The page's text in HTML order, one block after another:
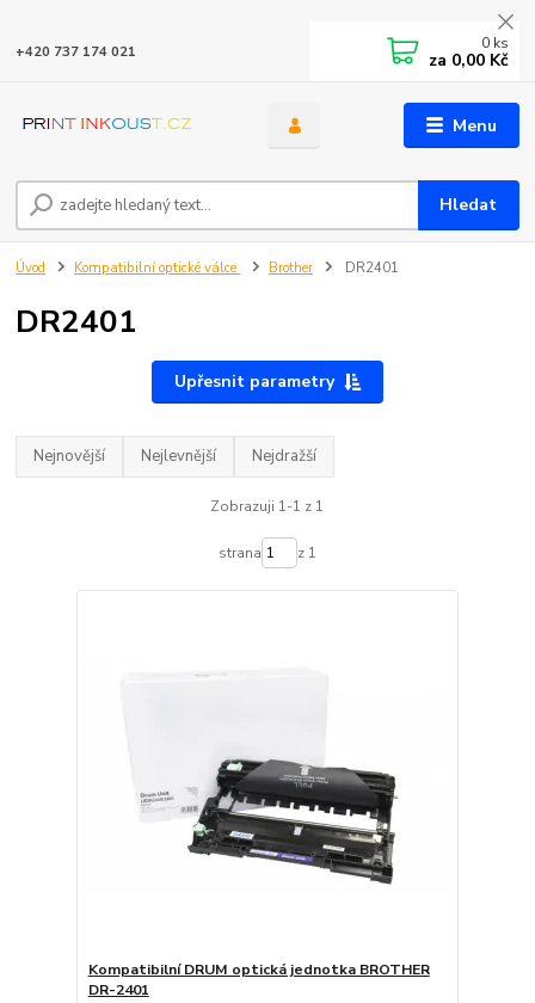
Menu
Hledat
+420 737 174 021 0 ks
za 0,00 Kč
Úvod Kompatibilní optické válce Brother DR2401
DR2401
Upřesnit parametry
Nejnovější Nejlevnější Nejdražší
Zobrazuji 1-1 z 1
strana z 1
Kompatibilní DRUM optická jednotka BROTHER
DR-2401